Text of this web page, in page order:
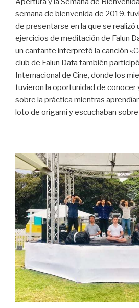
semana de bienvenida de 2019,
de presentarse en la que se realizó
ejercicios de meditación de Falun
un cantante interpretó la canción
club de Falun Dafa también
Internacional de Cine, donde los
tuvieron la oportunidad de conocer
sobre la práctica mientras
loto de origami y escuchaban